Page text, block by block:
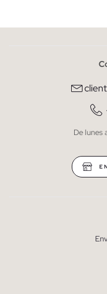
He leído y entiendo la
* PuedesDe lunes